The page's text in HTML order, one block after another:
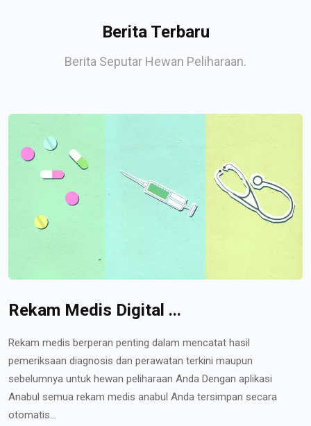
Berita Terbaru
Berita Seputar Hewan Peliharaan.
Rekam Medis Digital ...
Rekam medis berperan penting dalam mencatat hasil
pemeriksaan diagnosis dan perawatan terkini maupun
sebelumnya untuk hewan peliharaan Anda Dengan aplikasi
Anabul semua rekam medis anabul Anda tersimpan secara
otomatis...